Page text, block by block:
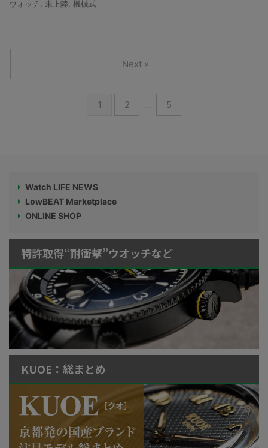
ウォッチ 未上陸 機械式
1 2 … 5
Next »
Watch LIFE NEWS
LowBEAT Marketplace
ONLINE SHOP
特許取得“耐衝撃”ウオッチなど
KUOE：総まとめ